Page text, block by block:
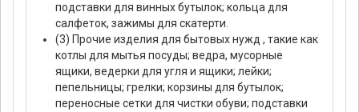
подставки для винных бутылок; кольца для
салфеток, зажимы для скатерти.
(3) Прочие изделия для бытовых нужд , такие как
котлы для мытья посуды; ведра, мусорные
ящики, ведерки для угля и ящики; лейки;
пепельницы; грелки; корзины для бутылок;
переносные сетки для чистки обуви; подставки